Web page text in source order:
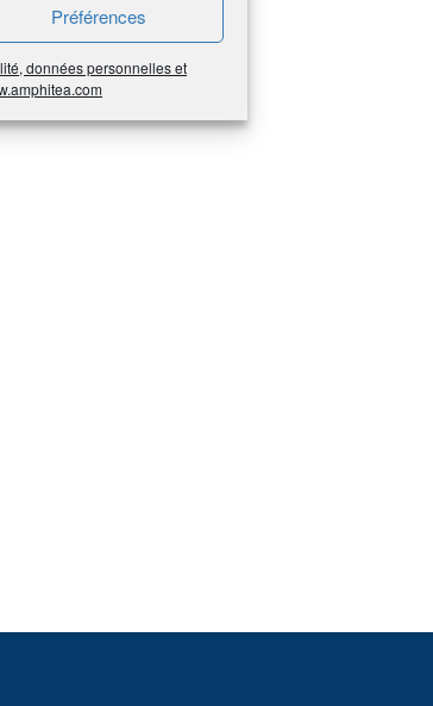
Préférences
données personnelles et